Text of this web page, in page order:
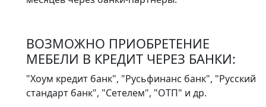
ВОЗМОЖНО ПРИОБРЕТЕНИЕ
МЕБЕЛИ В КРЕДИТ ЧЕРЕЗ БАНКИ:
"Хоум кредит банк", "Русьфинанс банк", "Русский
стандарт банк", "Сетелем", "ОТП" и др.